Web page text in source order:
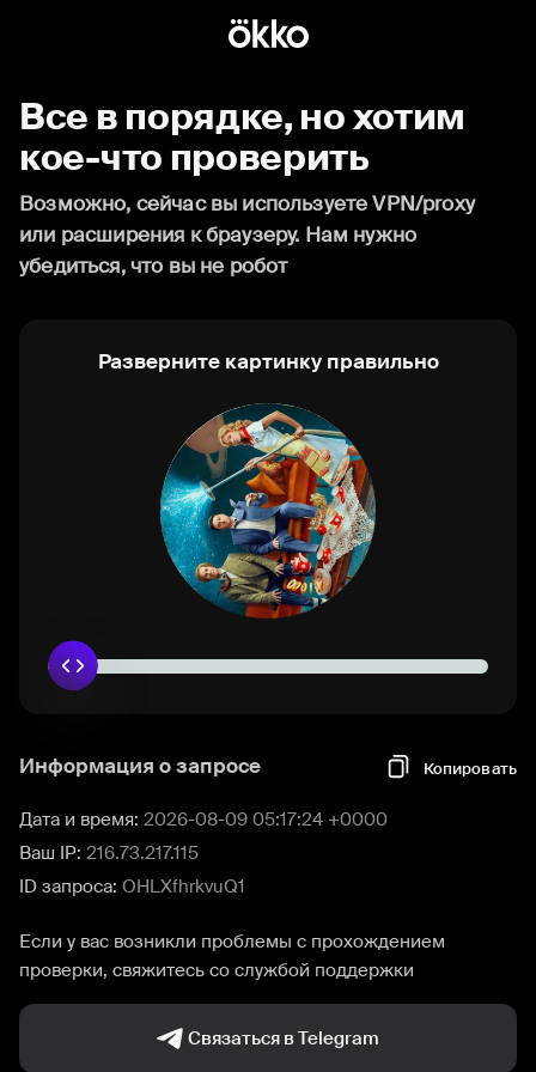
Все в порядке, но хотим
кое-что проверить
Возможно, сейчас вы используете VPN/proxy
или расширения к браузеру. Нам нужно
убедиться, что вы не робот
Разверните картинку правильно
Информация о запросе Копировать
Дата и время: 2026-08-09 05:17:24 +0000
Ваш IP: 216.73.217.115
ID запроса: OHLXfhrkvuQ1
Если у вас возникли проблемы с прохождением
проверки, свяжитесь со службой поддержки
Связаться в Telegram